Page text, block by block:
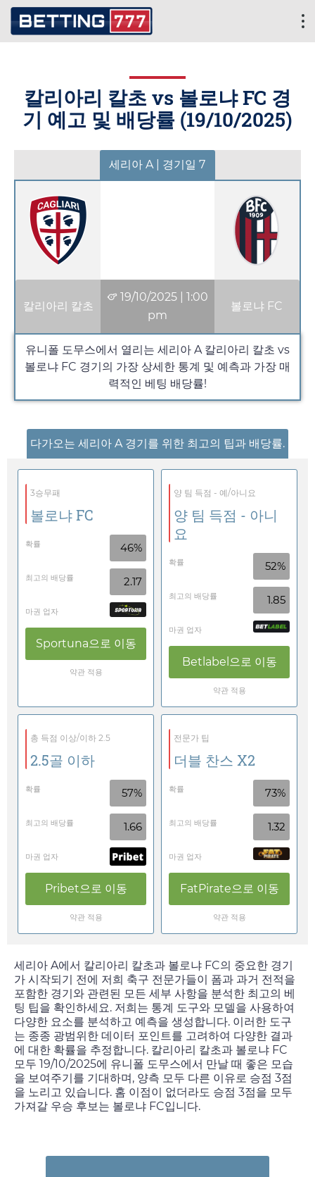
칼리아리 칼초 vs 볼로냐 FC 경
기 예고 및 배당률 (19/10/2025)
세리아 A | 경기일 7
칼리아리 칼초
19/10/2025| 1:00
pm
볼로냐 FC
유니폴 도무스에서 열리는 세리아 A 칼리아리 칼초 vs
볼로냐 FC 경기의 가장 상세한 통계 및 예측과 가장 매
력적인 베팅 배당률!
다가오는 세리아 A 경기를 위한 최고의 팁과 배당률.
3승무패
볼로냐 FC
확률 46%
최고의 배당률 2.17
마권 업자
Sportuna으로 이동
약관 적용
양 팀 득점 - 예/아니요
양 팀 득점 - 아니
요
확률 52%
최고의 배당률 1.85
마권 업자
Betlabel 으로 이동
약관 적용
총 득점 이상/이하 2.5
2.5골 이하
확률 57%
최고의 배당률 1.66
마권 업자
Pribet으로 이동
약관 적용
전문가 팁
더블 찬스 X2
확률 73%
최고의 배당률 1.32
마권 업자
FatPirate으로 이동
약관 적용
세리아 A에서 칼리아리 칼초과 볼로냐 FC의 중요한 경기
가 시작되기 전에 저희 축구 전문가들이 폼과 과거 전적을
포함한 경기와 관련된 모든 세부 사항을 분석한 최고의 베
팅 팁을 확인하세요. 저희는 통계 도구와 모델을 사용하여
다양한 요소를 분석하고 예측을 생성합니다. 이러한 도구
는 종종 광범위한 데이터 포인트를 고려하여 다양한 결과
에 대한 확률을 추정합니다. 칼리아리 칼초과 볼로냐 FC
모두 19/10/2025에 유니폴 도무스에서 만날 때 좋은 모습
을 보여주기를 기대하며, 양측 모두 다른 이유로 승점 3점
을 노리고 있습니다. 홈 이점이 없더라도 승점 3점을 모두
가져갈 우승 후보는 볼로냐 FC입니다.